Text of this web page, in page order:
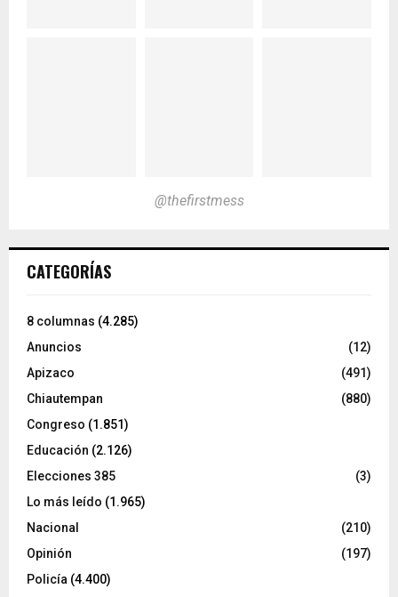
@thefirstmess
CATEGORÍAS
8 columnas (4.285)
Anuncios
(12)
Apizaco
(491)
Chiautempan
(880)
Congreso (1.851)
Educación (2.126)
Elecciones 385
(3)
Lo más leído (1.965)
Nacional
(210)
Opinión
(197)
Policía (4.400)